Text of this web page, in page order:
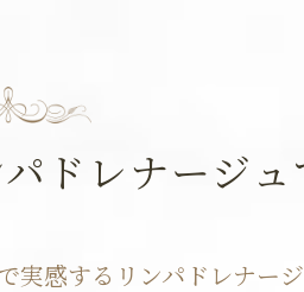
パドレナージ
実感するリンパドレナー